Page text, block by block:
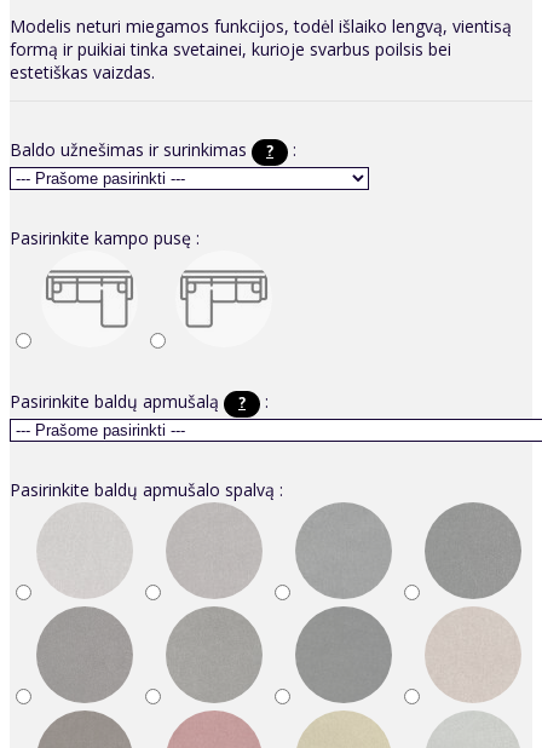
Modelis neturi miegamos funkcijos, todėl išlaiko lengvą, vientisą
formą ir puikiai tinka svetainei, kurioje svarbus poilsis bei
estetiškas vaizdas.
Baldo užnešimas ir surinkimas ? :
Pasirinkite kampo pusę :
Pasirinkite baldų apmušalą ? :
Pasirinkite baldų apmušalo spalvą :